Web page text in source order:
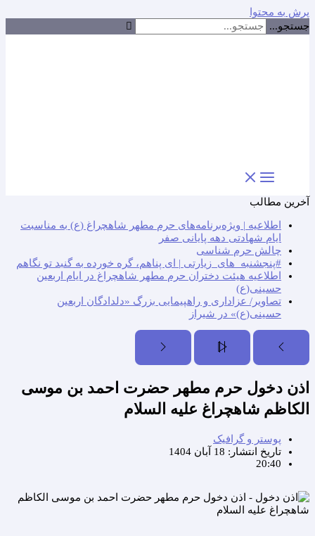
پرش به محتوا
جستجو...
آخرین مطالب
اطلاعیه | ویژه‌برنامه‌های حرم مطهر شاهچراغ (ع) به مناسبت
ایام شهادتی دهه پایانی صفر
چالش حرم شناسی
#پنجشنبه_های_زیارتی | ای پناهم، گره خورده به گنبد تو نگاهم
اطلاعیه هیئت دختران حرم مطهر شاهچراغ در ایام اربعین
حسینی(ع)
تصاویر/ عزاداری و راهپیمایی بزرگ «دلدادگان اربعین
حسینی(ع)» در شیراز
اذن دخول حرم مطهر حضرت احمد بن موسی
الکاظم شاهچراغ علیه السلام
پوستر و گرافیک
تاریخ انتشار: 18 آبان 1404
20:40